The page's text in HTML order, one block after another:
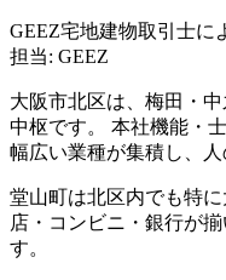
GEEZ宅地建物取引士に
担当: GEEZ
大阪市北区は、梅田・
中枢です。 本社機能・
幅広い業種が集積し、人
堂山町は北区内でも特
店・コンビニ・銀行が
す。